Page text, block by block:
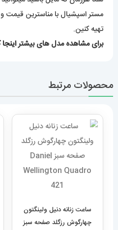
مستر اسپشیال با مناسترین
تهیه کنین.
برای مشاهده مدل های بیشتر
محصولات مرتبط
ساعت زنانه دنیل ولینگتون
چهارگوش رزگلد صفحه سبز